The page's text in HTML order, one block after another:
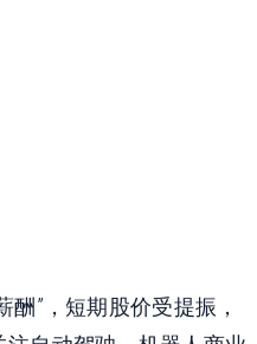
酬”，短期股价受提振，